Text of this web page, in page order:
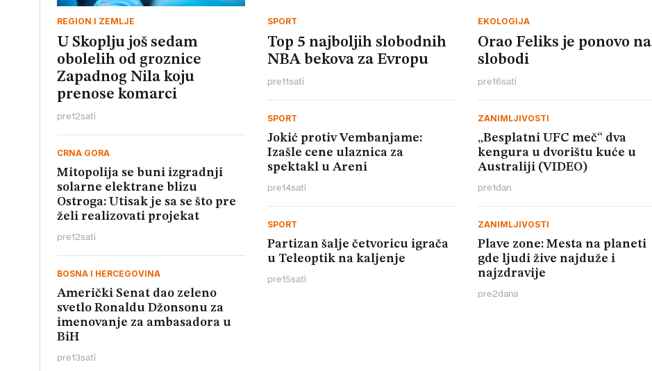
REGION I ZEMLJE
U Skoplju još sedam
obolelih od groznice
Zapadnog Nila koju
prenose komarci
pre12sati
CRNA GORA
Mitopolija se buni izgradnji
solarne elektrane blizu
Ostroga: Utisak je sa se što pre
želi realizovati projekat
pre12sati
BOSNA I HERCEGOVINA
Američki Senat dao zeleno
svetlo Ronaldu Džonsonu za
imenovanje za ambasadora u
BiH
pre13sati
SPORT
Top 5 najboljih slobodnih
NBA bekova za Evropu
pre11sati
SPORT
Jokić protiv Vembanjame:
Izašle cene ulaznica za
spektakl u Areni
pre14sati
SPORT
Partizan šalje četvoricu igrača
u Teleoptik na kaljenje
pre15sati
EKOLOGIJA
Orao Feliks je ponovo na
slobodi
pre16sati
ZANIMLJIVOSTI
„Besplatni UFC meč“ dva
kengura u dvorištu kuće u
Australiji (VIDEO)
pre1dan
ZANIMLJIVOSTI
Plave zone: Mesta na planeti
gde ljudi žive najduže i
najzdravije
pre2dana